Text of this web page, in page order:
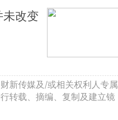
改变
新传媒及/或相关权利人专属
转载、摘编、复制及建立镜